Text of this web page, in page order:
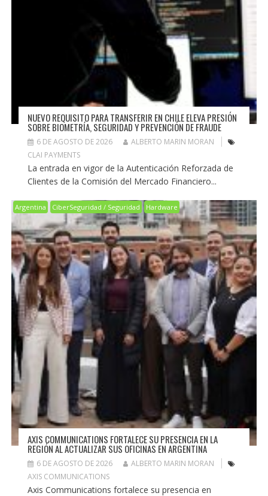
NUEVO REQUISITO PARA TRANSFERIR EN CHILE ELEVA PRESIÓN
SOBRE BIOMETRÍA, SEGURIDAD Y PREVENCIÓN DE FRAUDE
6 DE AGOSTO DE 2026
ALBERTO MARIN MORAN
CLAI PAYMENTS
La entrada en vigor de la Autenticación Reforzada de
Clientes de la Comisión del Mercado Financiero...
Argentina CiberSeguridad / Seguridad Hardware
AXIS COMMUNICATIONS FORTALECE SU PRESENCIA EN LA
REGIÓN AL ACTUALIZAR SUS OFICINAS EN ARGENTINA
6 DE AGOSTO DE 2026
ALBERTO MARIN MORAN
AXIS COMMUNICATIONS
Axis Communications fortalece su presencia en